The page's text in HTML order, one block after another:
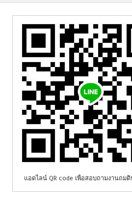
แอดไลน์ QR code เพื่อสอบถามงานถม